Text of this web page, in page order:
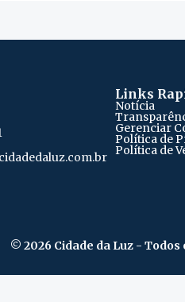
Links
Notícia
Gerenciar
Política de
Política de
© 2026 Cidade da Luz -